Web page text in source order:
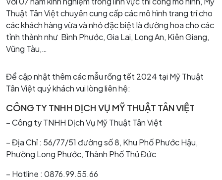
Thuật Tân Việt chuyên cung cấp các mô hình trang trí cho
các khách hàng vừa và nhỏ đặc biệt là đường hoa cho các
tỉnh thành như Bình Phước, Gia Lai, Long An, Kiên Giang,
Vũng Tàu,…
Để cập nhật thêm các mẫu rồng tết 2024 tại Mỹ Thuật
Tân Việt quý khách vui lòng liên hệ:
CÔNG TY TNHH DỊCH VỤ MỸ THUẬT TÂN VIỆT
– Công ty TNHH Dịch Vụ Mỹ Thuật Tân Việt
– Địa Chỉ : 56/77/51 đường số 8, Khu Phố Phước Hậu,
Phường Long Phước, Thành Phố Thủ Đức
– Hotline : 0876.99.55.66